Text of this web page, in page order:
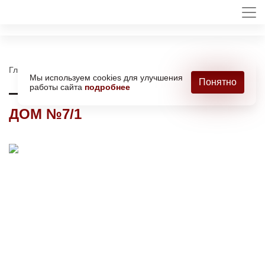
Главная ЖК Новое Оренбуржье Дом №7/1
ДОМ №7/1
Мы используем cookies для улучшения
работы сайта подробнее Понятно